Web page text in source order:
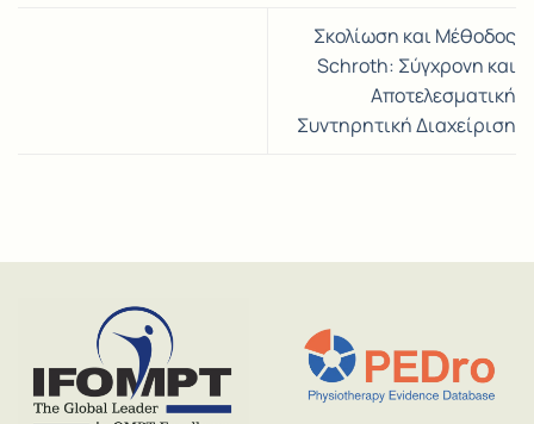
Σκολίωση και Μέθοδος
Schroth: Σύγχρονη και
Αποτελεσματική
Συντηρητική Διαχείριση